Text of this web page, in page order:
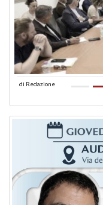
di Redazione